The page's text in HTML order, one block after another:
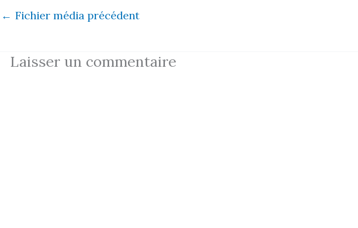
← Fichier média précédent
Laisser un commentaire